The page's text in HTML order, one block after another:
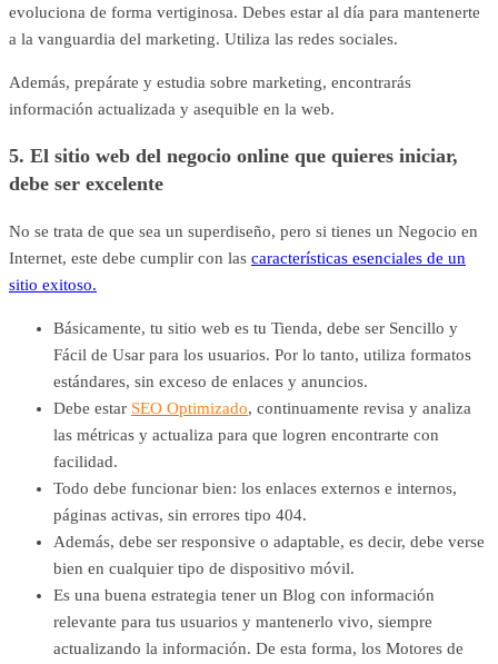
evoluciona de forma vertiginosa. Debes estar al día para mantenerte
a la vanguardia del marketing. Utiliza las redes sociales.
Además, prepárate y estudia sobre marketing, encontrarás
información actualizada y asequible en la web.
5. El sitio web del negocio online que quieres iniciar,
debe ser excelente
No se trata de que sea un superdiseño, pero si tienes un Negocio en
Internet, este debe cumplir con las características esenciales de un
sitio exitoso.
Básicamente, tu sitio web es tu Tienda, debe ser Sencillo y
Fácil de Usar para los usuarios. Por lo tanto, utiliza formatos
estándares, sin exceso de enlaces y anuncios.
Debe estar SEO Optimizado, continuamente revisa y analiza
las métricas y actualiza para que logren encontrarte con
facilidad.
Todo debe funcionar bien: los enlaces externos e internos,
páginas activas, sin errores tipo 404.
Además, debe ser responsive o adaptable, es decir, debe verse
bien en cualquier tipo de dispositivo móvil.
Es una buena estrategia tener un Blog con información
relevante para tus usuarios y mantenerlo vivo, siempre
actualizando la información. De esta forma, los Motores de